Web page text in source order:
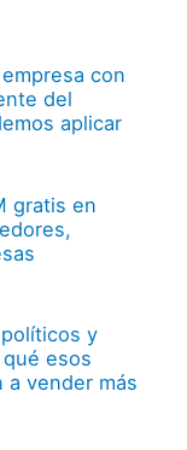
con
del
aplicar
gratis en
y
esos
a vender más